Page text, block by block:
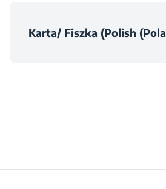
Karta/ Fiszka (Polish